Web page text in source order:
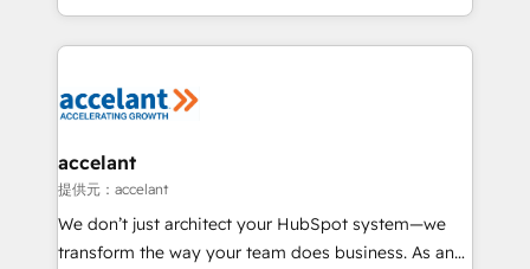
outil et des données partagées • Amélioration de la
collecte et de l’analyse des données pour des
de la productivité des équipes Notre équipe de 30
avec un engagement total, alignant processus
métiers et technologie, et guidant vos équipes à
travers le changement, tout en centrant vos objectifs
d’entreprise. Grâce à une méthodologie éprouvée
accelant
提供元：accelant
We don’t just architect your HubSpot system—we
transform the way your team does business. As an